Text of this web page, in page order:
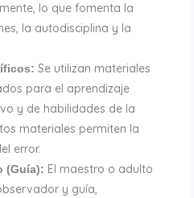
lo que fomenta la
la autodisciplina y la
Se utilizan materiales
para el aprendizaje
y de habilidades de la
materiales permiten la
error.
(Guía): El maestro o adulto
y guía,